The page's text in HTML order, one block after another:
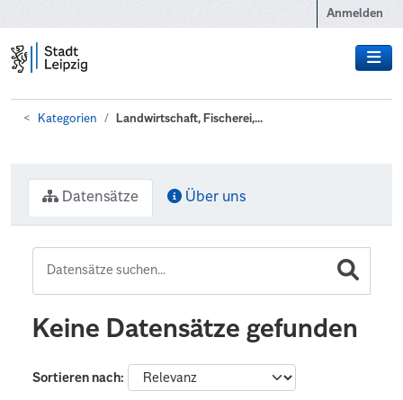
Anmelden
Kategorien Landwirtschaft, Fischerei,...
Datensätze Über uns
Keine Datensätze gefunden
Sortieren nach